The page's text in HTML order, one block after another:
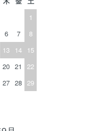
1
6 7
8
13 14
15
20 21
22
27 28 29